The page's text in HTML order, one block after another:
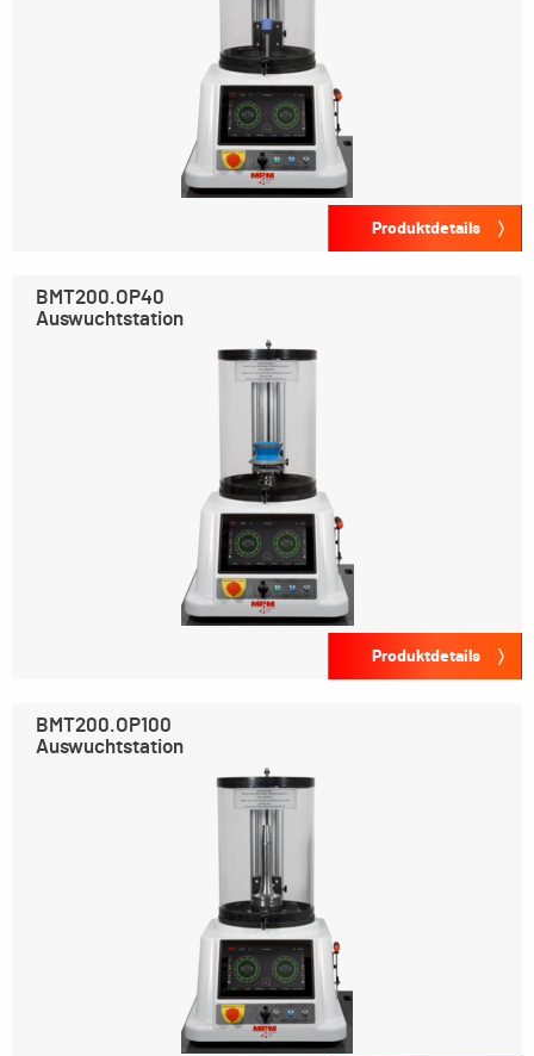
Produktdetails
BMT200.OP40
Auswuchtstation
Produktdetails
BMT200.OP100
Auswuchtstation